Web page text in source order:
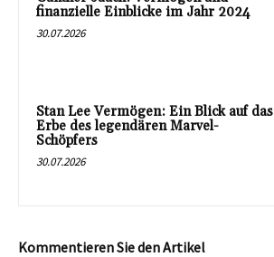
finanzielle Einblicke im Jahr 2024
30.07.2026
Stan Lee Vermögen: Ein Blick auf das
Erbe des legendären Marvel-
Schöpfers
30.07.2026
Kommentieren Sie den Artikel